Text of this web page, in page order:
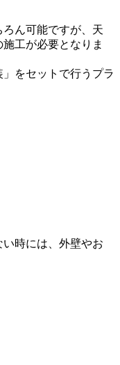
ん可能ですが、天
工が必要となりま
をセットで行うプラ
時には、外壁やお